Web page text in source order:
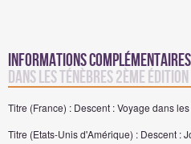
Informations complémentaires
dans les Ténèbres 2ème édition
Titre (France) : Descent : Voyage dans
Titre (Etats-Unis d'Amérique) : Descent :